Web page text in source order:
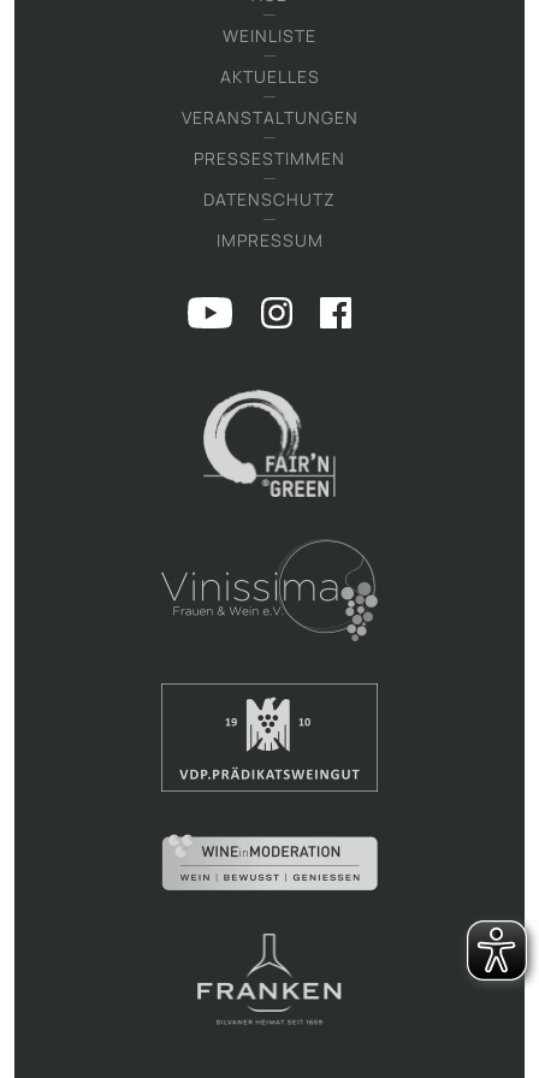
WEINLISTE
AKTUELLES
VERANSTALTUNGEN
PRESSESTIMMEN
DATENSCHUTZ
IMPRESSUM